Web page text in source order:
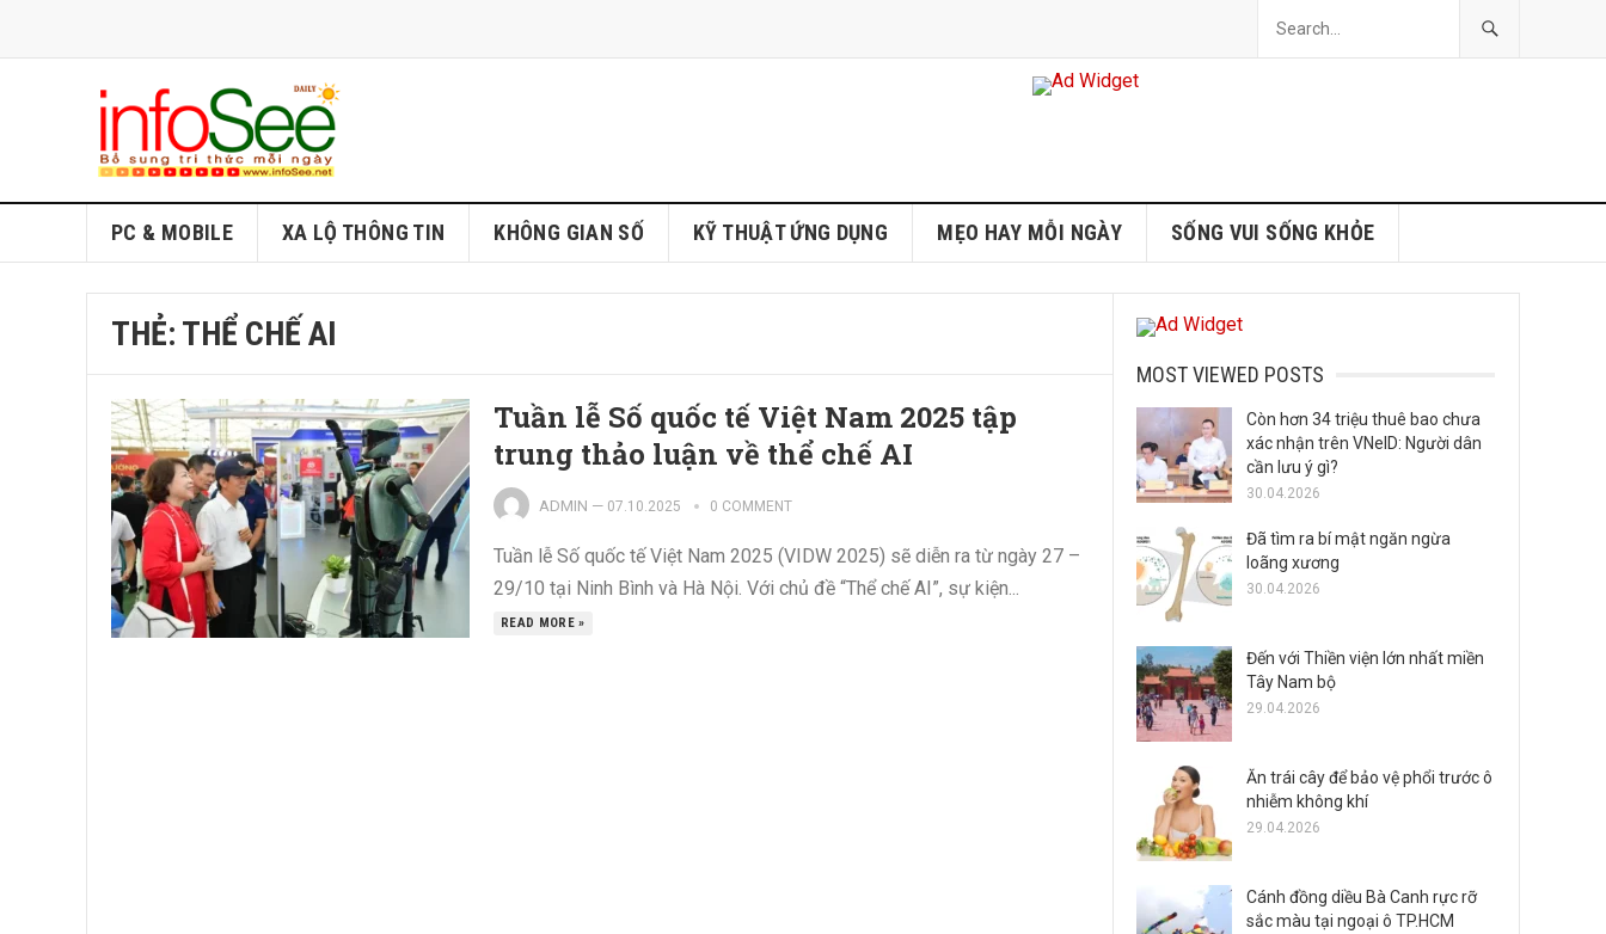
PC & MOBILE XA LỘ THÔNG TIN KHÔNG GIAN SỐ KỸ THUẬT ỨNG DỤNG MẸO HAY MỖI NGÀY SỐNG VUI SỐNG KHỎE
THẺ: THỂ CHẾ AI
Tuần lễ Số quốc tế Việt Nam 2025 tập
trung thảo luận về thể chế AI
ADMIN — 07.10.2025 0 COMMENT
Tuần lễ Số quốc tế Việt Nam 2025 (VIDW 2025) sẽ diễn ra từ ngày 27 –
29/10 tại Ninh Bình và Hà Nội. Với chủ đề “Thể chế AI”, sự kiện...
READ MORE »
MOST VIEWED POSTS
Còn hơn 34 triệu thuê bao chưa
xác nhận trên VNeID: Người dân
cần lưu ý gì?
30.04.2026
Đã tìm ra bí mật ngăn ngừa
loãng xương
30.04.2026
Đến với Thiền viện lớn nhất miền
Tây Nam bộ
29.04.2026
Ăn trái cây để bảo vệ phổi trước ô
nhiễm không khí
29.04.2026
Cánh đồng diều Bà Canh rực rỡ
sắc màu tại ngoại ô TP.HCM